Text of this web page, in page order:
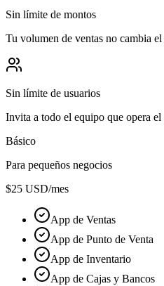
Sin límite de montos
Tu volumen de ventas no cambia
Sin límite de usuarios
Invita a todo el equipo que opera el
Básico
Para pequeños negocios
$25 USD/mes
App de Ventas
App de Punto de Venta
App de Inventario
App de Cajas y Bancos